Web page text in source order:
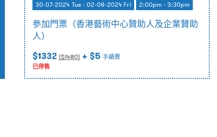
30-07-2024 Tue - 02-08-2024 Fri 2:00pm - 3:30pm
參加門票（香港藝術中心贊助人及企業贊助
人）
$1332 ($1480) + $5 手續費
已停售